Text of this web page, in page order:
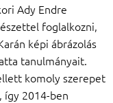
Ady Endre
foglalkozni,
képi ábrázolás
tanulmányait.
komoly szerepet
így 2014-ben